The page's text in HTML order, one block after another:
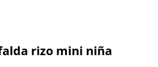
rizo mini niña